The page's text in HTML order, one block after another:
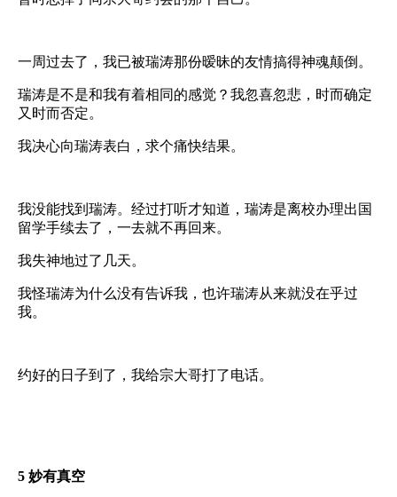
一周过去了，我已被瑞涛那份暧昧的友情搞得神魂颠倒。
瑞涛是不是和我有着相同的感觉？我忽喜忽悲，时而确定
又时而否定。
我决心向瑞涛表白，求个痛快结果。
我没能找到瑞涛。经过打听才知道，瑞涛是离校办理出国
留学手续去了，一去就不再回来。
我失神地过了几天。
我怪瑞涛为什么没有告诉我，也许瑞涛从来就没在乎过
我。
约好的日子到了，我给宗大哥打了电话。
5 妙有真空